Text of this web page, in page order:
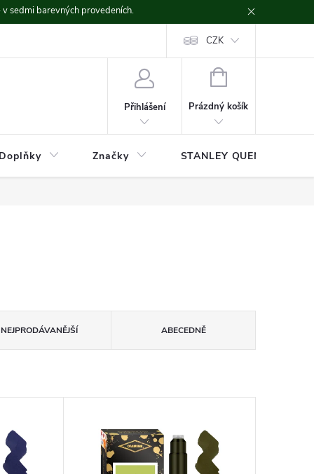
v sedmi barevných provedeních.
CZK
Přihlášení
NÁKUPNÍ
Prázdný košík
Doplňky Značky STANLEY QUENCHER
NEJPRODÁVANĚJŠÍ ABECEDNĚ